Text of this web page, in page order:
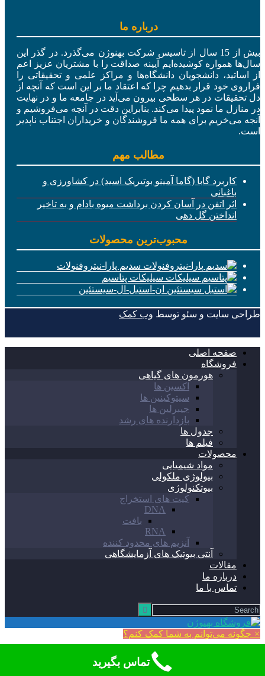
درباره ما
بیش از 15 سال از تاسیس شرکت بهنوژن می‌گذرد. در گذر این
سال‌ها همواره کوشیده‌ایم آیینه صداقت را با مشتریان عزیز اعم
از اساتید، دانشجویان دانشگاه‌ها و مراکز علمی و تحقیقاتی را
فراروی خود قرار بدهیم چرا که اعتقاد ما بر این است که آنچه از
دل تحقیقات در هر سطحی بیرون می‌آید در جامعه ما و در نهایت
در منازل ما نمود پیدا می‌کند. بنابراین دقت در آنچه می‌فروشیم و
آنجه می‌خریم برای همه ما فروشندگان و خریداران اجتناب ناپدیر
است.
مطالب مهم
کاربرد گابا (گاما آمینو بوتیریک اسید) در کشاورزی و
باغبانی
اثر اتفن در آسان کردن برداشت میوه بادام و به تاخیر
انداختن گل دهی
محبوب‌ترین محصولات
سدیم پارا-نیتروفنولات
سیلیکات پتاسیم
ان-استیل-ال-سیستئین
طراحی سایت و سئو توسط وب کمک
صفحه اصلی
فروشگاه
هورمون های گیاهی
اکسین ها
سیتوکینین ها
جیبرلین ها
بازدارنده های رشد
جدول ها
فیلم ها
محصولات
مواد شیمیایی
بیولوژی ملکولی
بیوتکنولوژی
کیت های استخراج
DNA
بافت
RNA
آنزیم های محدود کننده
آنتی بیوتیک های آزمایشگاهی
مقالات
درباره ما
تماس با ما
تماس بگیرید
× چگونه می‌توانم به شما کمک کنم؟